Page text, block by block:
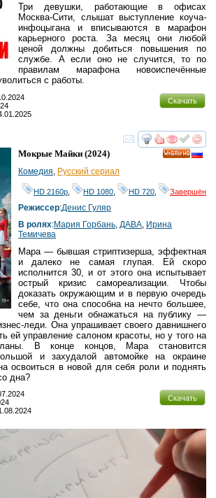
Три девушки, работающие в офисах
Москва-Сити, слышат выступление коуча-
инфоцыгана и вписываются в марафон
карьерного роста. За месяц они любой
ценой должны добиться повышения по
службе. А если оно не случится, то по
правилам марафона новоиспечённые
с работы.
Скачать
смотреть
Мокрые Майки (2024)
Комедия Русский сериал
HD 2160р HD 1080 HD 720 Завершён
Режиссер:Денис Гуляр
В ролях:Мария Горбань ДАВА Ирина
Темичева
Мара — бывшая стриптизерша, эффектная
и далеко не самая глупая. Ей скоро
исполнится 30, и от этого она испытывает
острый кризис самореализации. Чтобы
доказать окружающим и в первую очередь
себе, что она способна на нечто большее,
чем за деньги обнажаться на публику —
леди. Она упрашивает своего давнишнего
ей управление салоном красоты, но у того на
В конце концов, Мара становится
и захудалой автомойке на окраине
освоиться в новой для себя роли и поднять
дна?
Скачать